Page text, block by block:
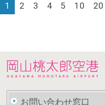
1 2 3 4 5 10 20
お問い合わせ窓口